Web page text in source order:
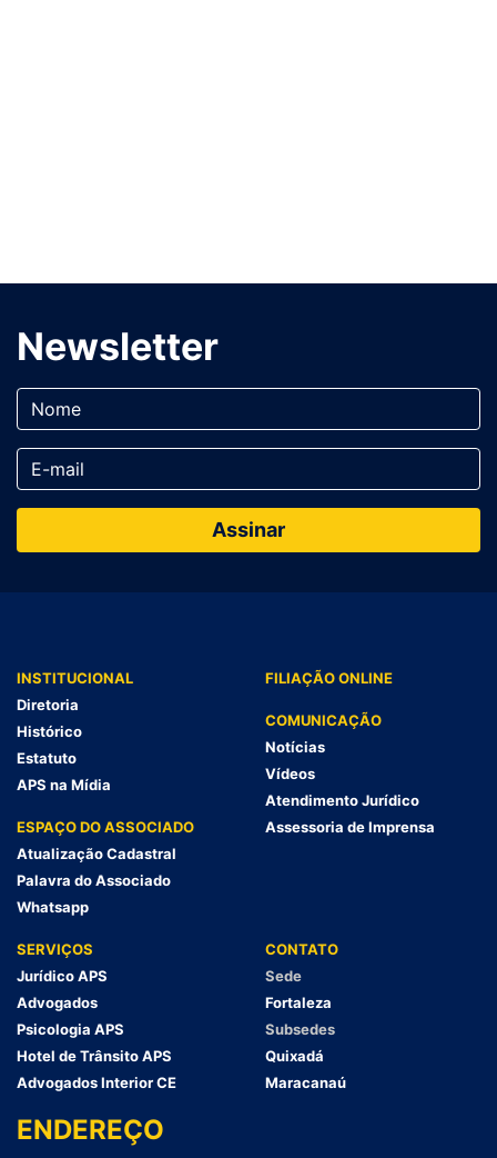
Newsletter
INSTITUCIONAL
Diretoria
Histórico
Estatuto
APS na Mídia
ESPAÇO DO ASSOCIADO
Atualização Cadastral
Palavra do Associado
Whatsapp
FILIAÇÃO ONLINE
COMUNICAÇÃO
Notícias
Vídeos
Atendimento Jurídico
Assessoria de Imprensa
SERVIÇOS
Jurídico APS
Advogados
Psicologia APS
Hotel de Trânsito APS
Advogados Interior CE
CONTATO
Sede
Fortaleza
Subsedes
Quixadá
Maracanaú
ENDEREÇO